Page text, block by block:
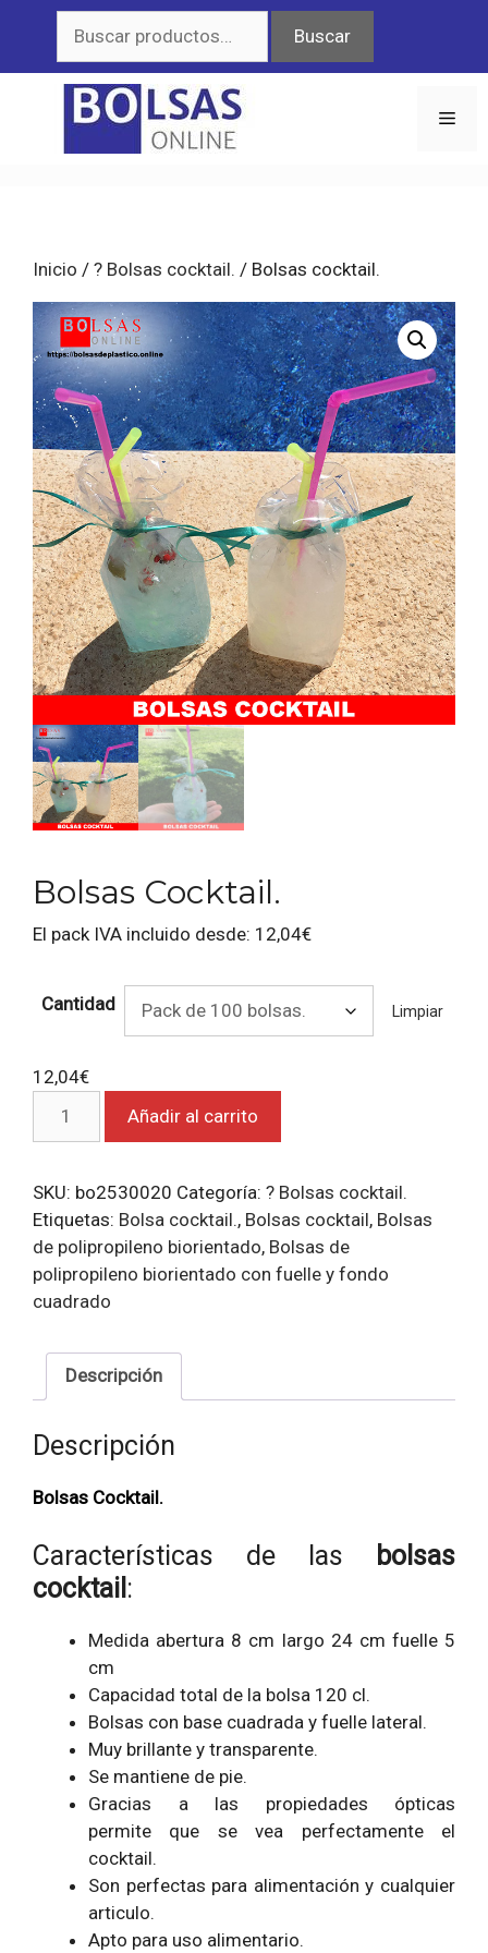
contenido
por:
Buscar
Inicio / ? Bolsas cocktail. / Bolsas cocktail.
Bolsas Cocktail.
El pack IVA incluido desde: 12,04€
Cantidad Limpiar
12,04€
cocktail.
Añadir al carrito
SKU: bo2530020 Categoría: ? Bolsas cocktail.
Etiquetas: Bolsa cocktail., Bolsas cocktail, Bolsas
de polipropileno biorientado, Bolsas de
polipropileno biorientado con fuelle y fondo
cuadrado
Descripción
Descripción
Bolsas Cocktail.
Características de las
bolsas
cocktail :
Medida abertura 8 cm largo 24 cm fuelle 5
cm
Capacidad total de la bolsa 120 cl.
Bolsas con base cuadrada y fuelle lateral.
Muy brillante y transparente.
Se mantiene de pie.
Gracias a las propiedades ópticas
permite que se vea perfectamente el
cocktail.
Son perfectas para alimentación y cualquier
articulo.
Apto para uso alimentario.